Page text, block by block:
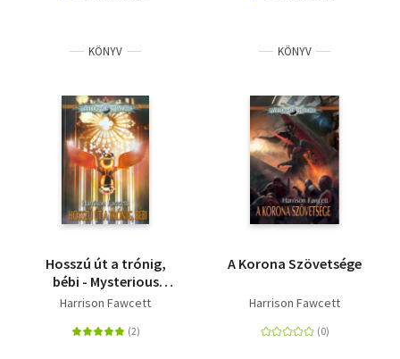
KÖNYV
Hosszú út a trónig,
bébi - Mysterious
Universe
Harrison Fawcett
KÖNYV
A Korona Szövetsége
Harrison Fawcett